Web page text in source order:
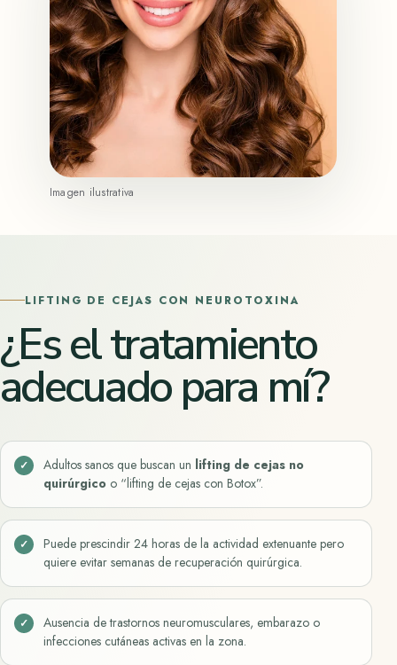
Imagen ilustrativa
LIFTING DE CEJAS CON NEUROTOXINA
¿Es el tratamiento
adecuado para mí?
Adultos sanos que buscan un lifting de cejas no
quirúrgico o “lifting de cejas con Botox”.
Puede prescindir 24 horas de la actividad extenuante pero
quiere evitar semanas de recuperación quirúrgica.
Ausencia de trastornos neuromusculares, embarazo o
infecciones cutáneas activas en la zona.